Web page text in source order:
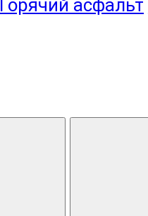
Горячий асфальт